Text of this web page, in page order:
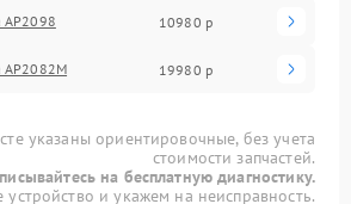
АР2098 10980 р
АР2082М 19980 р
указаны ориентировочные, без учета
стоимости запчастей.
на бесплатную диагностику.
и укажем на неисправность.